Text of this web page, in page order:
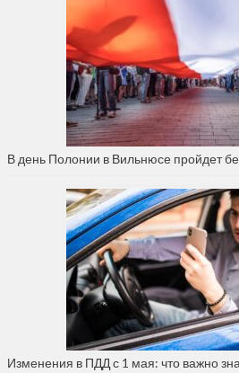
В день Полонии в Вильнюсе пройдет
Изменения в ПДД с 1 мая: что важно